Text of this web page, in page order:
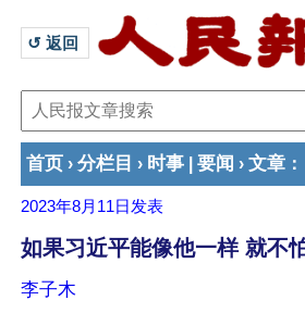
↺ 返回
首页 › 分栏目 › 时事 要闻 › 文章 ：
2023年8月11日 发表
如果习近平能像他一样 就不
李子木